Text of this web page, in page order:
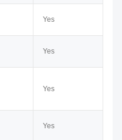
Yes
Yes
Yes
Yes